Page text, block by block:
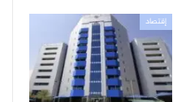
إقتصاد